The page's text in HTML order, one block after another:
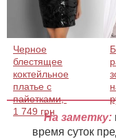
Черное
блестящее
коктейльное
платье с
пайетками,
1 749 грн
На заметку:
время суток